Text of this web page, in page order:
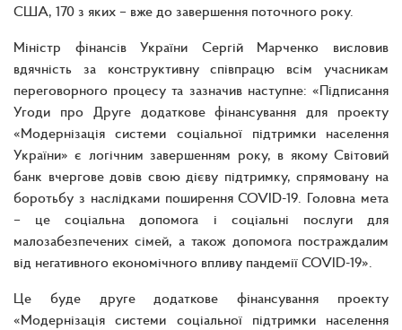
США, 170 з яких – вже до завершення поточного року.
Міністр фінансів України Сергій Марченко висловив
вдячність за конструктивну співпрацю всім учасникам
переговорного процесу та зазначив наступне: «Підписання
Угоди про Друге додаткове фінансування для проекту
«Модернізація системи соціальної підтримки населення
України» є логічним завершенням року, в якому Світовий
банк вчергове довів свою дієву підтримку, спрямовану на
боротьбу з наслідками поширення COVID-19. Головна мета
– це соціальна допомога і соціальні послуги для
малозабезпечених сімей, а також допомога постраждалим
від негативного економічного впливу пандемії COVID-19».
Це буде друге додаткове фінансування проекту
«Модернізація системи соціальної підтримки населення